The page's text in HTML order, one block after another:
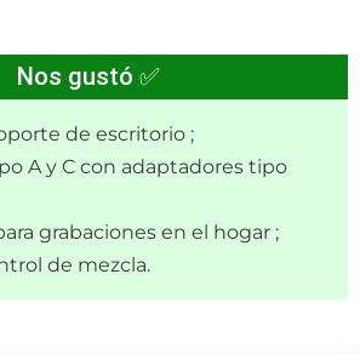
Nos gustó ✅
de escritorio ;
A y C con adaptadores tipo
grabaciones en el hogar ;
de mezcla.